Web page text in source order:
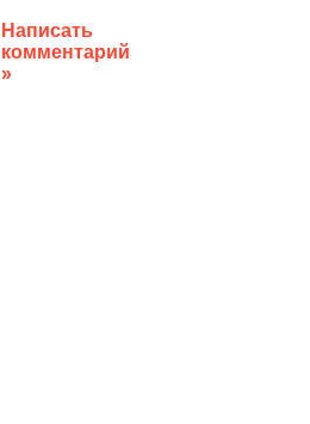
Написать
комментарий
»